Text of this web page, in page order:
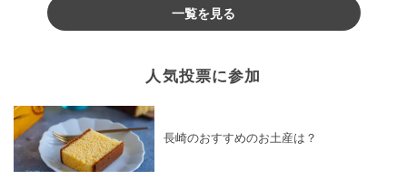
一覧を見る
人気投票に参加
長崎のおすすめのお土産は？